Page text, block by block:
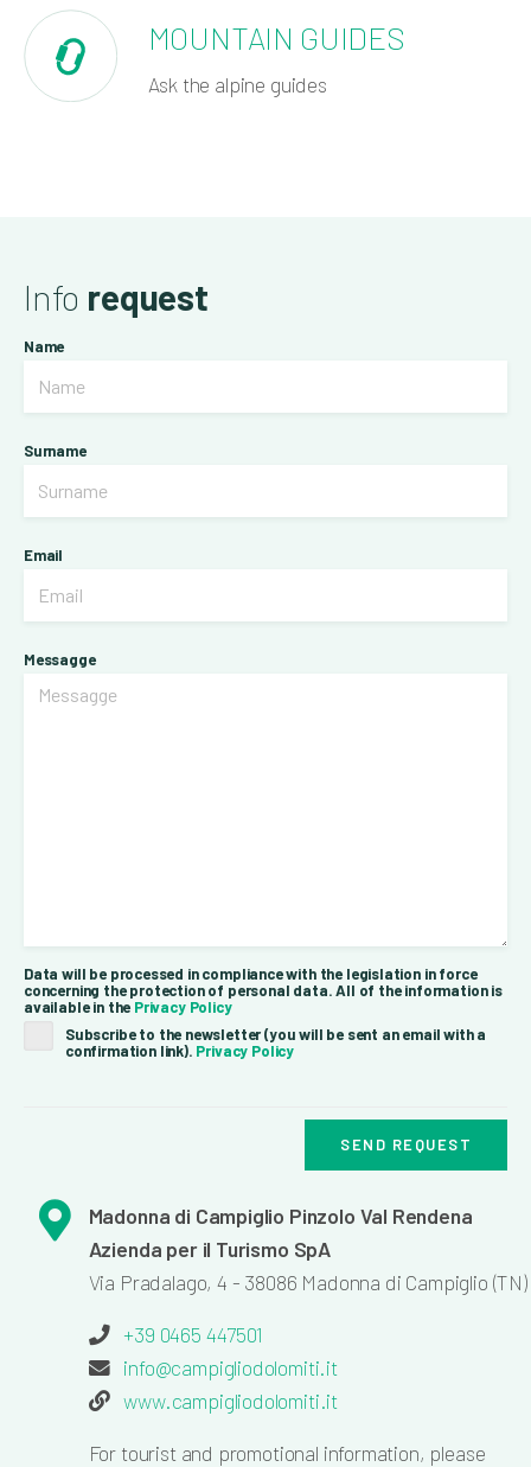
MOUNTAIN GUIDES
Ask the alpine guides
Info request
Name
Surname
Email
Messagge
Data will be processed in compliance with the legislation in force
concerning the protection of personal data. All of the information is
available in the Privacy Policy
Subscribe to the newsletter (you will be sent an email with a
confirmation link). Privacy Policy
SEND REQUEST
Madonna di Campiglio Pinzolo Val Rendena
Azienda per il Turismo SpA
Via Pradalago, 4 - 38086 Madonna di Campiglio (TN)
+39 0465 447501
info@campigliodolomiti.it
www.campigliodolomiti.it
For tourist and promotional information, please